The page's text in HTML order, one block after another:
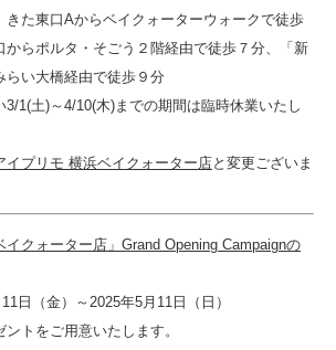
きた東口Aからベイクォーターウォークで徒歩
からポルタ・そごう２階経由で徒歩７分、「新
らい大橋経由で徒歩９分
3/1(土)～4/10(木) までの期間は臨時休業いたし
イプリモ 横浜ベイクォーター店と変更ございま
クォーター店」Grand Opening Campaignの
日（金）～2025年5月11日（日）
トをご用意いたします。